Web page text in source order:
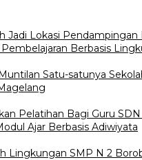
Jadi Lokasi Pendampingan
Berbasis
Satu-satunya
Pelatihan Bagi Guru
Ajar Berbasis Adiwiyata
Lingkungan SMP N 2